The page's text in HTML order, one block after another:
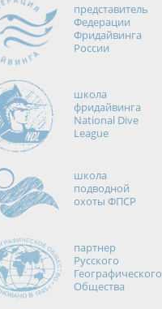
представитель
Федерации
Фридайвинга
России
школа
фридайвинга
National Dive
League
школа
подводной
охоты ФПСР
партнер
Русского
Географического
Общества